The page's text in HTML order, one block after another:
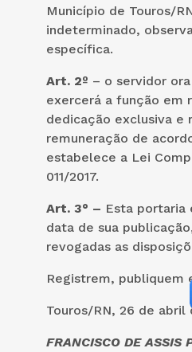
Município de Touros/
indeterminado,
específica.
Art. 2º – o servidor
exercerá a função em
dedicação exclusiva e
remuneração de
estabelece a Lei
011/2017.
Art. 3° – Esta portaria
data de sua
revogadas as
Registrem, publiquem
Touros/RN, 26 de abril
FRANCISCO DE ASSIS